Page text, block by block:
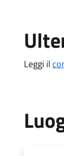
Leggi il